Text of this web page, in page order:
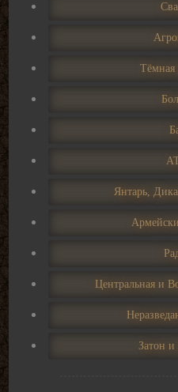
Янтарь,
Центральная и
Затон